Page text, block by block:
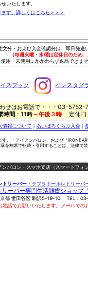
いたします。
す。詳しくはこちら＞＞＞
分・および入金確認分は、即日発
（毎週火曜・水曜は定休日のため
用・未使用にかかわらず返品できま
スブック インスタグ
せはお電話で・・・03-5752-
時間 ：11時～午後３時 定休
情報について ｜ あいばろくらぶ入会 ｜
す。「アイアンバロン」および「
を無断で転載・引用することは、法律で
ンバロン・スマホ支店（スマートフォ
トリーバー ・ラブラドールレトリー
リーバー専門生活雑貨ショップ
都 世田谷区 駒沢5-19-10 TEL：
電話でお願いいたします。メールで